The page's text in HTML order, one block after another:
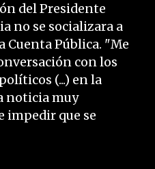
del Presidente
no se socializara a
Cuenta Pública. "Me
con los
(...) en la
noticia muy
impedir que se